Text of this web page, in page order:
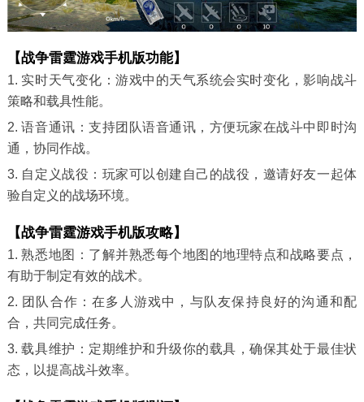
【战争雷霆游戏手机版功能】
1. 实时天气变化：游戏中的天气系统会实时变化，影响战斗
策略和载具性能。
2. 语音通讯：支持团队语音通讯，方便玩家在战斗中即时沟
通，协同作战。
3. 自定义战役：玩家可以创建自己的战役，邀请好友一起体
验自定义的战场环境。
【战争雷霆游戏手机版攻略】
1. 熟悉地图：了解并熟悉每个地图的地理特点和战略要点，
有助于制定有效的战术。
2. 团队合作：在多人游戏中，与队友保持良好的沟通和配
合，共同完成任务。
3. 载具维护：定期维护和升级你的载具，确保其处于最佳状
态，以提高战斗效率。